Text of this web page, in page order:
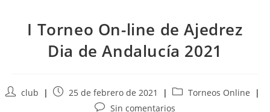
I Torneo On-line de Ajedrez
Dia de Andalucía 2021
Autorclub
Publicación
25 de febrero de 2021
Categoría
de
Torneos Online
Comentarios
Sin comentarios